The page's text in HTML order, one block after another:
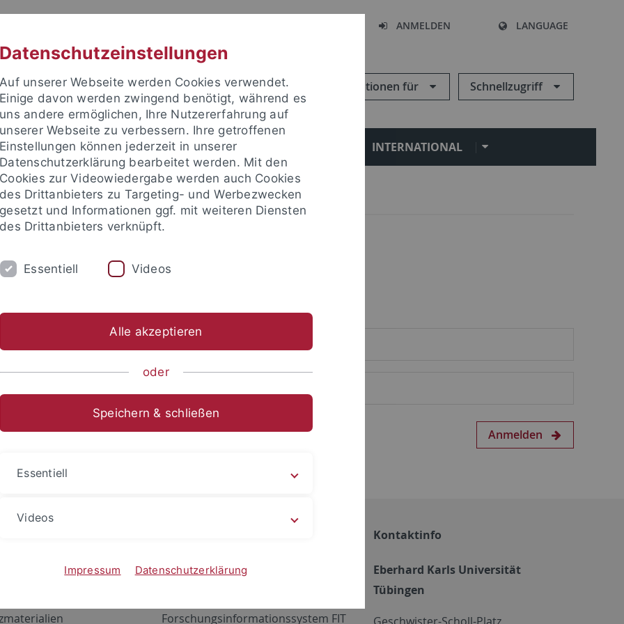
ANMELDEN LANGUAGE
Informationen für Schnellzugriff
FORSCHUNG EINRICHTUNGEN INTERNATIONAL
um sich anzumelden:
Anmelden
Netzwerk
ALMA
Forschungsinformationssystem FIT
Kontaktinfo
Eberhard Karls Universität
Tübingen
Datenschutzeinstellungen
Auf unserer Webseite werden Cookies verwendet.
Einige davon werden zwingend benötigt, während es
uns andere ermöglichen, Ihre Nutzererfahrung auf
unserer Webseite zu verbessern. Ihre getroffenen
Einstellungen können jederzeit in unserer
Datenschutzerklärung bearbeitet werden. Mit den
Cookies zur Videowiedergabe werden auch Cookies
des Drittanbieters zu Targeting- und Werbezwecken
gesetzt und Informationen ggf. mit weiteren Diensten
des Drittanbieters verknüpft.
Essentiell Videos
Alle akzeptieren
oder
Speichern & schließen
Essentiell
Videos
Impressum Datenschutzerklärung